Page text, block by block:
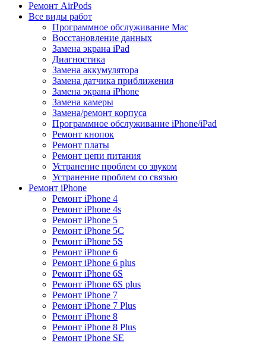
Ремонт AirPods
Все виды работ
Программное обслуживание Mac
Восстановление данных
Замена экрана iPad
Диагностика
Замена аккумулятора
Замена датчика приближения
Замена экрана iPhone
Замена камеры
Замена/ремонт корпуса
Программное обслуживание iPhone/iPad
Ремонт кнопок
Ремонт платы
Ремонт цепи питания
Устранение проблем со звуком
Устранение проблем со связью
Ремонт iPhone
Ремонт iPhone 4
Ремонт iPhone 4s
Ремонт iPhone 5
Ремонт iPhone 5C
Ремонт iPhone 5S
Ремонт iPhone 6
Ремонт iPhone 6 plus
Ремонт iPhone 6S
Ремонт iPhone 6S plus
Ремонт iPhone 7
Ремонт iPhone 7 Plus
Ремонт iPhone 8
Ремонт iPhone 8 Plus
Ремонт iPhone SE